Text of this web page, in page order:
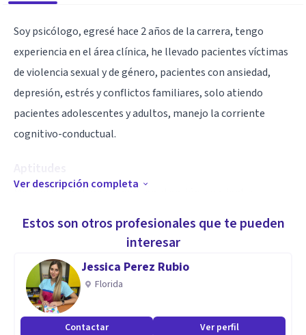
Soy psicólogo, egresé hace 2 años de la carrera, tengo
experiencia en el área clínica, he llevado pacientes víctimas
de violencia sexual y de género, pacientes con ansiedad,
depresión, estrés y conflictos familiares, solo atiendo
pacientes adolescentes y adultos, manejo la corriente
cognitivo-conductual.
Aptitudes
Me centro en el área clínica, en atención a pacientes
corriente cognitivo-conductual para ofrecer un
paciente a generar y aplicar diversas técnicas de
afrontamiento que le servirán en su día a día
Ver descripción completa
Estos son otros profesionales que te pueden
interesar
Jessica Perez Rubio
Florida
Contactar Ver perfil